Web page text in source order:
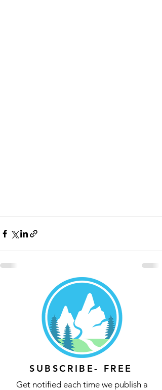
SUBSCRIBE- FREE
Get notified each time we publish a